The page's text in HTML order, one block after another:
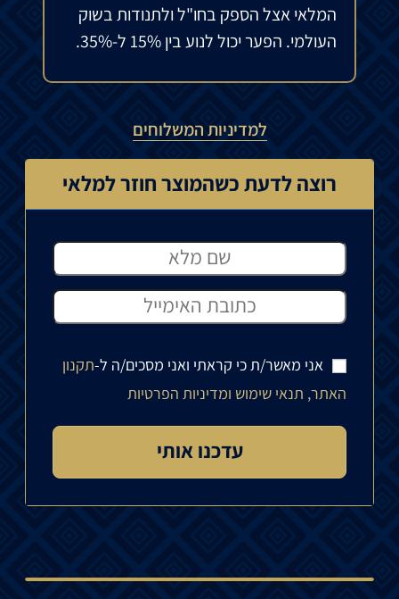
המלאי אצל הספק בחו"ל ולתנודות בשוק
העולמי. הפער יכול לנוע בין 15% ל-35%.
למדיניות המשלוחים
רוצה לדעת כשהמוצר חוזר למלאי
אני מאשר/ת כי קראתי ואני מסכים/ה ל-תקנון
האתר, תנאי שימוש ומדיניות הפרטיות